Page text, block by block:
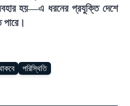
হয়—এ ধরনের প্রযুক্তি দেশে
পরিস্থিতি